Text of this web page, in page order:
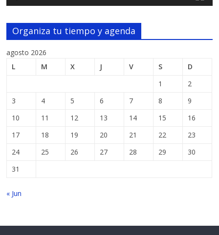
Organiza tu tiempo y agenda
agosto 2026
L
M X J V S
D
1
2
3
4 5 6 7 8
9
10
11 12 13 14 15
16
17
18 19 20 21 22
23
24
25 26 27 28 29
30
31
« Jun